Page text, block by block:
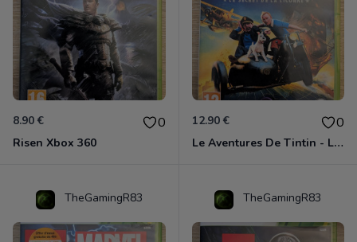
8.90 € 0
Risen Xbox 360
12.90 € 0
Le Aventures De Tintin - Le Secret De La Licorne Xbox 360
TheGamingR83 TheGamingR83